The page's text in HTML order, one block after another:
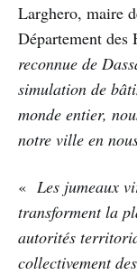
Larghero, maire
Département des
reconnue de
simulation de
monde entier,
notre ville en
« Les jumeaux
transforment la
autorités
collectivement